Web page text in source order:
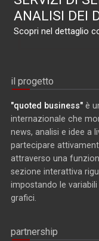
ANALISI DEI
Scopri nel dettaglio
il progetto
"quoted business" è
internazionale che
news, analisi e idee a
partecipare
attraverso una
sezione interattiva
impostando le
grafici.
partnership